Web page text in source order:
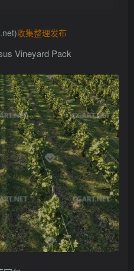
收集整理发布
Vineyard Pack
找回密码
登录
登录